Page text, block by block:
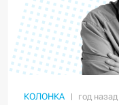
КОЛОНКА